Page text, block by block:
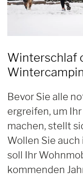
Winterschlaf
Bevor Sie alle
ergreifen, um
machen, stellt
Wollen Sie
soll Ihr
kommenden